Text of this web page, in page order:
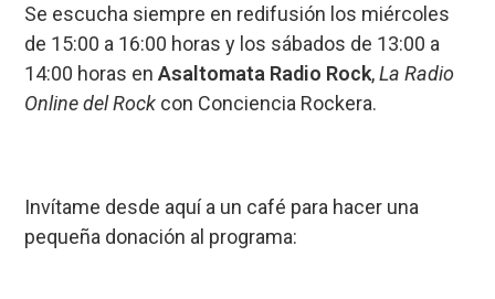
Se escucha siempre en redifusión los miércoles
de 15:00 a 16:00 horas y los sábados de 13:00 a
14:00 horas enAsaltomata Radio Rock,La Radio
Online del Rock con Conciencia Rockera.
Invítame desde aquí a un café para hacer una
pequeña donación al programa: